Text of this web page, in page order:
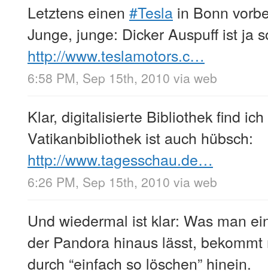
Letztens einen #Tesla in Bonn
Junge, junge: Dicker Auspuff ist ja
http://www.teslamotors.c…
6:58 PM, Sep 15th, 2010 via web
Klar, digitalisierte Bibliothek find
Vatikanbibliothek ist auch hübsch:
http://www.tagesschau.de…
6:26 PM, Sep 15th, 2010 via web
Und wiedermal ist klar: Was man
der Pandora hinaus lässt,
durch “einfach so löschen” hinein.